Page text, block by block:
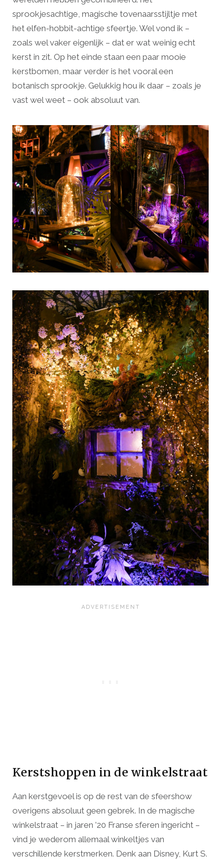
sprookjesachtige, magische tovenaarsstijltje met
het elfen-hobbit-achtige sfeertje. Wel vond ik –
zoals wel vaker eigenlijk – dat er wat weinig echt
kerst in zit. Op het einde staan een paar mooie
kerstbomen, maar verder is het vooral een
botanisch sprookje. Gelukkig hou ik daar – zoals je
vast wel weet – ook absoluut van.
Kerstshoppen in de winkelstraat
Aan kerstgevoel is op de rest van de sfeershow
overigens absoluut geen gebrek. In de magische
winkelstraat – in jaren ’20 Franse sferen ingericht –
vind je wederom allemaal winkeltjes van
verschillende kerstmerken. Denk aan Disney, Kurt S.